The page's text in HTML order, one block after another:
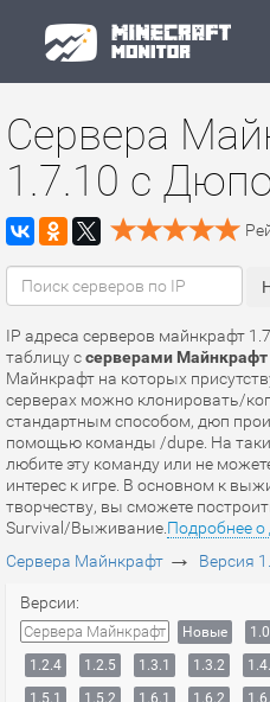
Сервера
1.7.10 с
IP адреса серверов майнкрафт
таблицу ссерверами
Майнкрафт на которых
серверах можно клонировать/
стандартным способом, дюп
помощью команды /dupe. На
любите эту команду или не
интерес к игре. В основном к
творчеству, вы сможете
Survival/Выживание. Подробнее
Сервера Майнкрафт → Версия
Версии:
Сервера Майнкрафт Новые 1.0
1.2.4
1.2.5 1.3.1 1.3.2
1.5.1
1.5.2 1.6.1 1.6.2